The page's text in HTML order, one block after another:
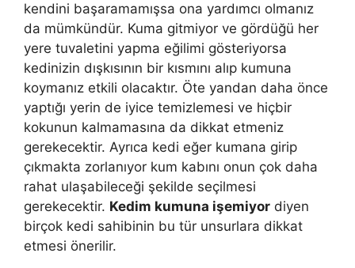
kendini başaramamışsa ona yardımcı olmanız
da mümkündür. Kuma gitmiyor ve gördüğü her
yere tuvaletini yapma eğilimi gösteriyorsa
kedinizin dışkısının bir kısmını alıp kumuna
koymanız etkili olacaktır. Öte yandan daha önce
yaptığı yerin de iyice temizlemesi ve hiçbir
kokunun kalmamasına da dikkat etmeniz
gerekecektir. Ayrıca kedi eğer kumana girip
çıkmakta zorlanıyor kum kabını onun çok daha
rahat ulaşabileceği şekilde seçilmesi
gerekecektir. Kedim kumuna işemiyor diyen
birçok kedi sahibinin bu tür unsurlara dikkat
etmesi önerilir.